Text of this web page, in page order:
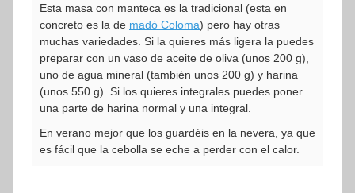
Esta masa con manteca es la tradicional (esta en
concreto es la de madò Coloma) pero hay otras
muchas variedades. Si la quieres más ligera la puedes
preparar con un vaso de aceite de oliva (unos 200 g),
uno de agua mineral (también unos 200 g) y harina
(unos 550 g). Si los quieres integrales puedes poner
una parte de harina normal y una integral.
En verano mejor que los guardéis en la nevera, ya que
es fácil que la cebolla se eche a perder con el calor.